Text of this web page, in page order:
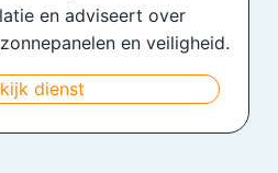
en adviseert over
en veiligheid.
dienst